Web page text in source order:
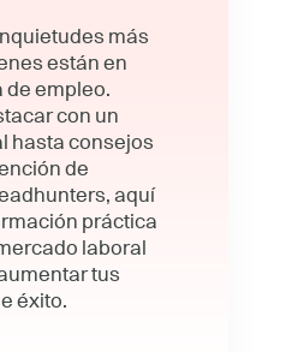
más
están en
de empleo.
con un
hasta consejos
de
aquí
práctica
laboral
tus
éxito.